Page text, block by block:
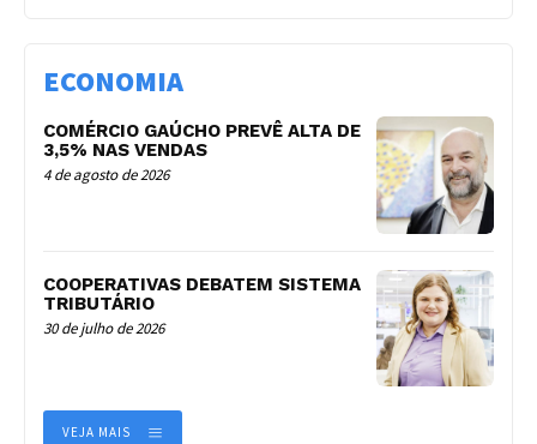
ECONOMIA
COMÉRCIO GAÚCHO PREVÊ ALTA DE
3,5% NAS VENDAS
4 de agosto de 2026
COOPERATIVAS DEBATEM SISTEMA
TRIBUTÁRIO
30 de julho de 2026
VEJA MAIS